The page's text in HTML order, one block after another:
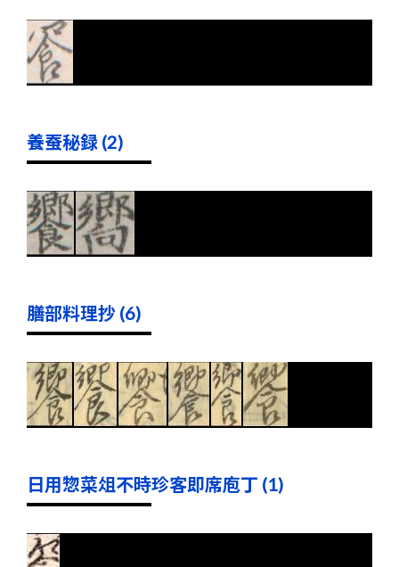
養蚕秘録 (2)
膳部料理抄 (6)
日用惣菜俎不時珍客即席庖丁 (1)